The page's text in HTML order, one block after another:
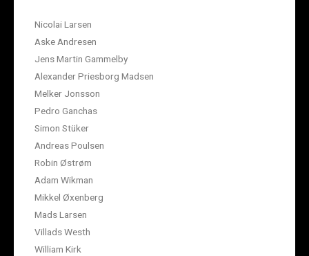
Nicolai Larsen
Aske Andresen
Jens Martin Gammelby
Alexander Priesborg Madsen
Melker Jonsson
Pedro Ganchas
Simon Stüker
Andreas Poulsen
Robin Østrøm
Adam Wikman
Mikkel Øxenberg
Mads Larsen
Villads Westh
William Kirk